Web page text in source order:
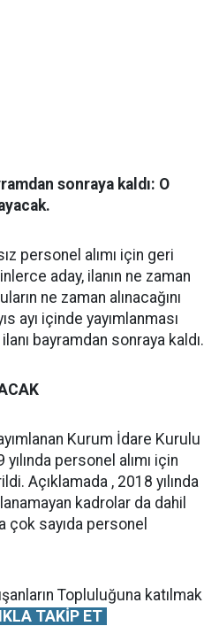
sonraya kaldı: O
personel alımı için geri
aday, ilanın ne zaman
ne zaman alınacağını
ayı içinde yayımlanması
bayramdan sonraya kaldı.
Kurum İdare Kurulu
personel alımı için
Açıklamada , 2018 yılında
kadrolar da dahil
çok sayıda personel
Topluluğuna katılmak
TAKİP ET